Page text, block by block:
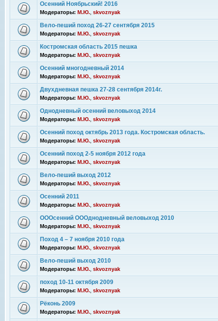
Осенний Ноябрьский! 2016
Модераторы: М.Ю. skvoznyak
Вело-пеший поход 26-27 сентября 2015
Модераторы: М.Ю. skvoznyak
Костромская область 2015 пешка
Модераторы: М.Ю. skvoznyak
Осенний многодневный 2014
Модераторы: М.Ю. skvoznyak
Двухдневная пешка 27-28 сентября 2014г.
Модераторы: М.Ю. skvoznyak
Однодневный осенний веловыход 2014
Модераторы: М.Ю. skvoznyak
Осенний поход октябрь 2013 года. Костромская область.
Модераторы: М.Ю. skvoznyak
Осенний поход 2-5 ноября 2012 года
Модераторы: М.Ю. skvoznyak
Вело-пеший выход 2012
Модераторы: М.Ю. skvoznyak
Осенний 2011
Модераторы: М.Ю. skvoznyak
ОООсенний ОООднодневный веловыход 2010
Модераторы: М.Ю. skvoznyak
Поход 4 – 7 ноября 2010 года
Модераторы: М.Ю. skvoznyak
Вело-пеший выход 2010
Модераторы: М.Ю. skvoznyak
поход 10-11 октября 2009
Модераторы: М.Ю. skvoznyak
Рёконь 2009
Модераторы: М.Ю. skvoznyak